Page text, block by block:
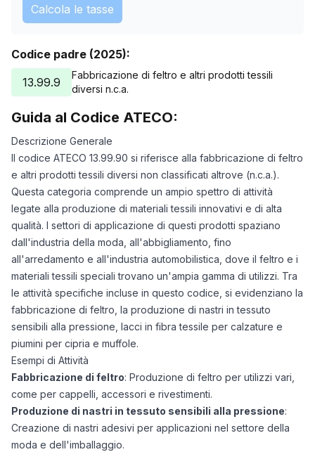
Calcola le tasse
Codice padre (2025):
13.99.9
Fabbricazione di feltro e altri prodotti tessili
diversi n.c.a.
Guida al Codice ATECO:
Descrizione Generale
Il codice ATECO 13.99.90 si riferisce alla fabbricazione di feltro
e altri prodotti tessili diversi non classificati altrove (n.c.a.).
Questa categoria comprende un ampio spettro di attività
legate alla produzione di materiali tessili innovativi e di alta
qualità. I settori di applicazione di questi prodotti spaziano
dall'industria della moda, all'abbigliamento, fino
all'arredamento e all'industria automobilistica, dove il feltro e i
materiali tessili speciali trovano un'ampia gamma di utilizzi. Tra
le attività specifiche incluse in questo codice, si evidenziano la
fabbricazione di feltro, la produzione di nastri in tessuto
sensibili alla pressione, lacci in fibra tessile per calzature e
piumini per cipria e muffole.
Esempi di Attività
Fabbricazione di feltro: Produzione di feltro per utilizzi vari,
come per cappelli, accessori e rivestimenti.
Produzione di nastri in tessuto sensibili alla pressione:
Creazione di nastri adesivi per applicazioni nel settore della
moda e dell'imballaggio.